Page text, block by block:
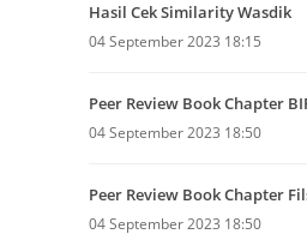
Hasil Cek Similarity Wasdik
04 September 2023 18:15
Peer Review Book Chapter
04 September 2023 18:50
Peer Review Book Chapter
04 September 2023 18:50